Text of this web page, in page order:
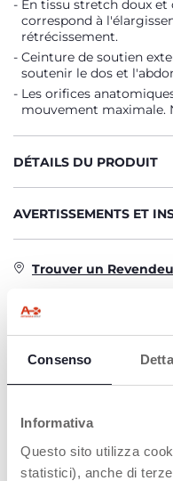
Consenso
Informativa
Questo sito utilizza
statistici), anche di
En tissu stretch doux
correspond à
rétrécissement.
Ceinture de soutien
soutenir le dos et
Les orifices
mouvement maximale.
DÉTAILS DU PRODUIT
AVERTISSEMENTS ET
Trouver un